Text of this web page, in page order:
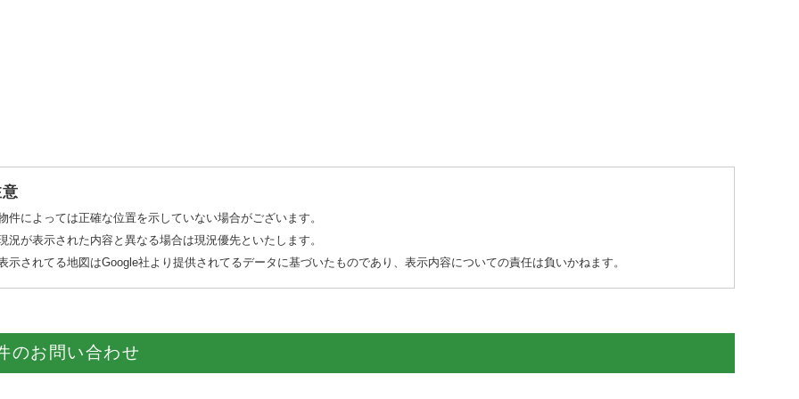
件によっては正確な位置を示していない場合がございます。
況が表示された内容と異なる場合は現況優先といたします。
示されてる地図はGoogle社より提供されてるデータに基づいたものであり、表示内容についての責任は負いかねます。
のお問い合わせ